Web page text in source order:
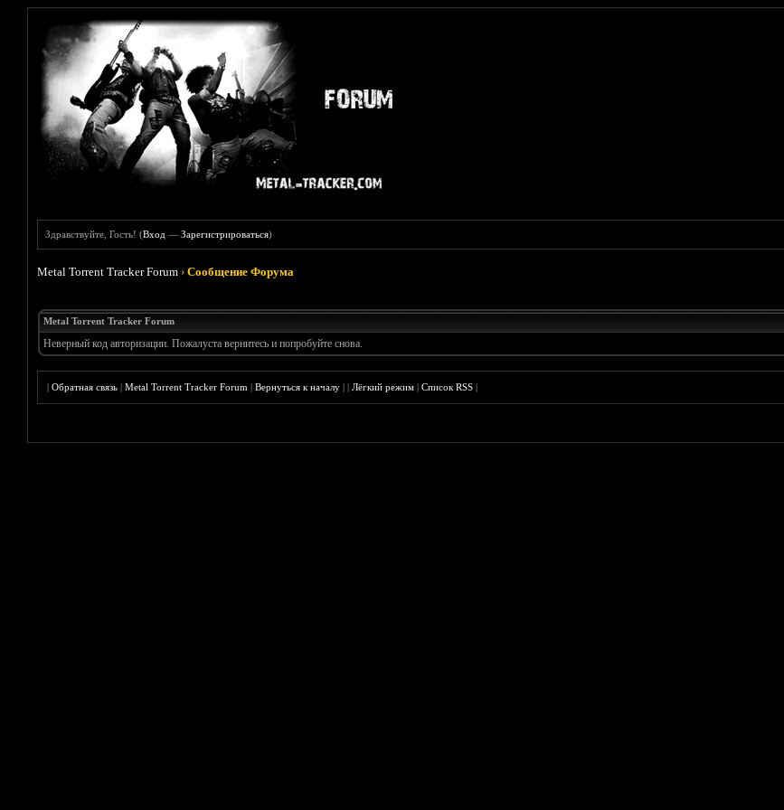
Здравствуйте, Гость! (Вход —Зарегистрироваться)
Metal Torrent Tracker Forum ›Сообщение Форума
Metal Torrent Tracker Forum
Неверный код авторизации. Пожалуста вернитесь и попробуйте снова.
|Обратная связь |Metal Torrent Tracker Forum |Вернуться к началу ||Лёгкий режим |Список RSS |